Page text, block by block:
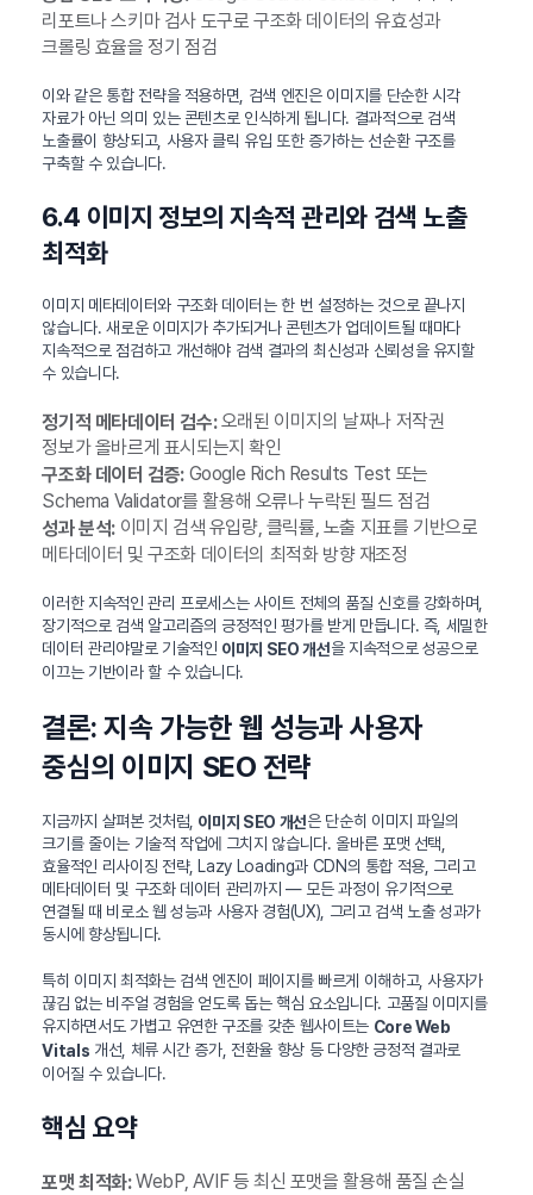
리포트나 스키마 검사 도구로 구조화 데이터의 유효성과
크롤링 효율을 정기 점검
이와 같은 통합 전략을 적용하면, 검색 엔진은 이미지를 단순한 시각
자료가 아닌 의미 있는 콘텐츠로 인식하게 됩니다. 결과적으로 검색
노출률이 향상되고, 사용자 클릭 유입 또한 증가하는 선순환 구조를
구축할 수 있습니다.
6.4 이미지 정보의 지속적 관리와 검색 노출
최적화
이미지 메타데이터와 구조화 데이터는 한 번 설정하는 것으로 끝나지
않습니다. 새로운 이미지가 추가되거나 콘텐츠가 업데이트될 때마다
지속적으로 점검하고 개선해야 검색 결과의 최신성과 신뢰성을 유지할
수 있습니다.
정기적 메타데이터 검수:오래된 이미지의 날짜나 저작권
정보가 올바르게 표시되는지 확인
구조화 데이터 검증:Google Rich Results Test 또는
Schema Validator를 활용해 오류나 누락된 필드 점검
성과 분석:이미지 검색 유입량, 클릭률, 노출 지표를 기반으로
메타데이터 및 구조화 데이터의 최적화 방향 재조정
이러한 지속적인 관리 프로세스는 사이트 전체의 품질 신호를 강화하며,
장기적으로 검색 알고리즘의 긍정적인 평가를 받게 만듭니다. 즉, 세밀한
데이터 관리야말로 기술적인 이미지 SEO 개선을 지속적으로 성공으로
이끄는 기반이라 할 수 있습니다.
결론: 지속 가능한 웹 성능과 사용자
중심의 이미지 SEO 전략
지금까지 살펴본 것처럼, 이미지 SEO 개선은 단순히 이미지 파일의
크기를 줄이는 기술적 작업에 그치지 않습니다. 올바른 포맷 선택,
효율적인 리사이징 전략, Lazy Loading과 CDN의 통합 적용, 그리고
메타데이터 및 구조화 데이터 관리까지 — 모든 과정이 유기적으로
연결될 때 비로소 웹 성능과 사용자 경험(UX), 그리고 검색 노출 성과가
동시에 향상됩니다.
특히 이미지 최적화는 검색 엔진이 페이지를 빠르게 이해하고, 사용자가
끊김 없는 비주얼 경험을 얻도록 돕는 핵심 요소입니다. 고품질 이미지를
유지하면서도 가볍고 유연한 구조를 갖춘 웹사이트는 Core Web
Vitals 개선, 체류 시간 증가, 전환율 향상 등 다양한 긍정적 결과로
이어질 수 있습니다.
핵심 요약
포맷 최적화:WebP, AVIF 등 최신 포맷을 활용해 품질 손실